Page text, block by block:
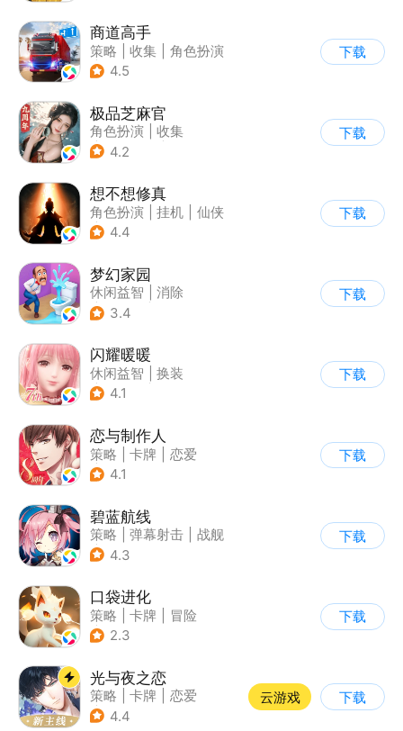
商道高手
策略 收集
角色扮演
| 模拟
4.5
下载
极品芝麻官
角色扮演
收集
| 架空历史
4.2
下载
想不想修真
角色扮演 挂机
仙侠
| 文字游戏
4.4
下载
梦幻家园
休闲益智
消除
| 女性向
3.4
下载
闪耀暖暖
休闲益智
换装
| 女性向
4.1
下载
恋与制作人
策略 卡牌
恋爱
| 乙女
4.1
下载
碧蓝航线
策略 弹幕射击
战舰
| 美少女
4.3
下载
口袋进化
策略 卡牌
冒险
| 精灵宝可梦
2.3
下载
光与夜之恋
策略 卡牌
恋爱
| 乙女
4.4
云游戏 下载